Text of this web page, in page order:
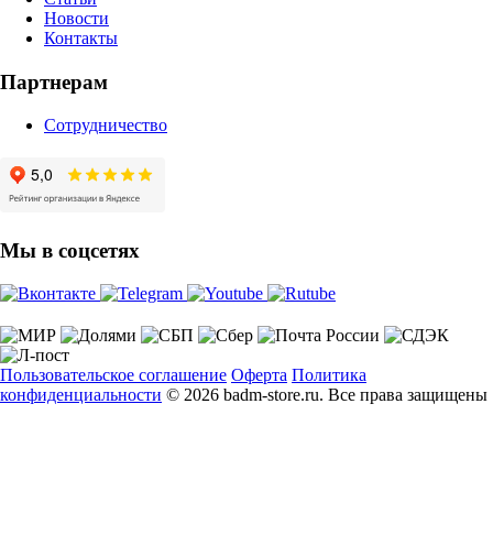
Новости
Контакты
Партнерам
Сотрудничество
Мы в соцсетях
Пользовательское соглашение Оферта Политика
конфиденциальности © 2026 badm-store.ru. Все права защищены